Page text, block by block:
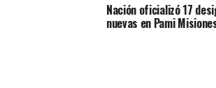
Nación oficializó 17
nuevas en Pami